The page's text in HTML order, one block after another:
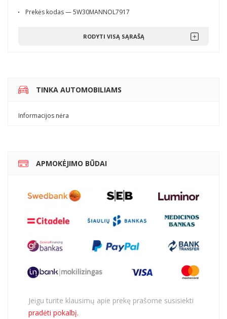
Prekės kodas — 5W30MANNOL7917
RODYTI VISĄ SĄRAŠĄ
TINKA AUTOMOBILIAMS
Informacijos nėra
APMOKĖJIMO BŪDAI
Jeigu turite klausimų apie prekę prašome susisiekti
pradėti pokalbį.